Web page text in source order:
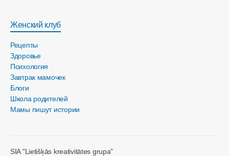
Женский клуб
Рецепты
Здоровье
Психология
Завтрак мамочек
Блоги
Школа родителей
Мамы пишут истории
SIA "Lietišķās kreativitātes grupa"